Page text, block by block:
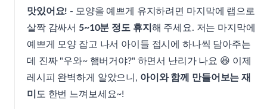
맛있어요! - 모양을 예쁘게 유지하려면 마지막에 랩으로
살짝 감싸서 5~10분 정도 휴지 해 주세요. 저는 마지막에
예쁘게 모양 잡고 나서 아이들 접시에 하나씩 담아주는
데 진짜 "우와~ 햄버거야?" 하면서 난리가 나요 😆 이제
레시피 완벽하게 알았으니, 아이와 함께 만들어보는 재
미 도 한번 느껴보세요~!